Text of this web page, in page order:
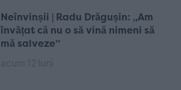
Neînvinșii | Radu Drăgușin: „Am
învățat că nu o să vină nimeni să
mă salveze”